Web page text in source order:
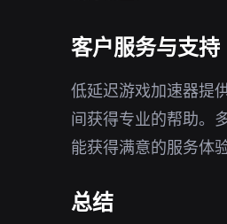
客户服务与支持
低延迟游戏加速器提
间获得专业的帮助。
能获得满意的服务体验
总结